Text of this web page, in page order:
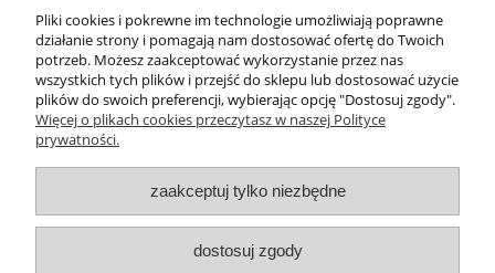
Moje konto
Gwarancja i zwroty
O firmie
Pliki cookies i pokrewne im technologie umożliwiają poprawne
działanie strony i pomagają nam dostosować ofertę do Twoich
potrzeb. Możesz zaakceptować wykorzystanie przez nas
wszystkich tych plików i przejść do sklepu lub dostosować użycie
plików do swoich preferencji, wybierając opcję "Dostosuj zgody".
Więcej o plikach cookies przeczytasz w naszej Polityce
prywatności.
zaakceptuj tylko niezbędne
dostosuj zgody